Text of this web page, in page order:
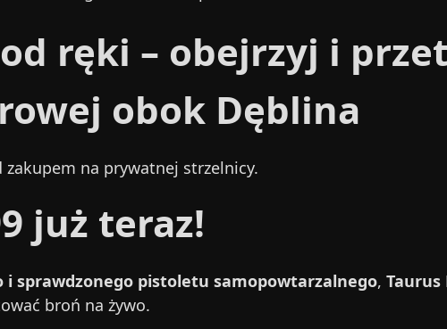
ręki – obejrzyj i
obok Dęblina
na prywatnej strzelnicy.
już teraz!
i sprawdzonego pistoletu samopowtarzalnego, Taurus
broń na żywo.